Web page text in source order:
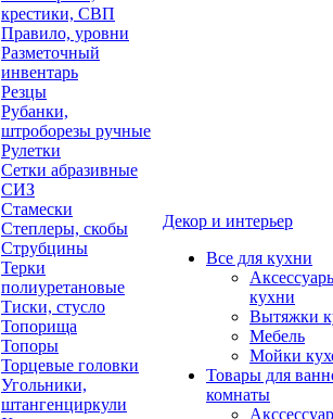
крестики, СВП
Правило, уровни
Разметочный
инвентарь
Резцы
Рубанки,
штроборезы ручные
Рулетки
Сетки абразивные
СИЗ
Стамески
Степлеры, скобы
Струбцины
Терки
полиуретановые
Тиски, стусло
Топорища
Топоры
Торцевые головки
Угольники,
штангенциркули
Декор и интерьер
Все для кухни
кухни
Вытяжки
Мебель
Мойки
Товары для
комнаты